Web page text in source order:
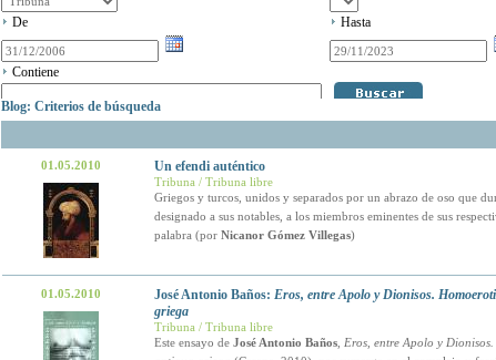
De Hasta
Contiene
Blog: Criterios de búsqueda
01.05.2010 Un efendi auténtico
Tribuna / Tribuna libre
Griegos y turcos, unidos y separados por un abrazo de oso que
designado a sus notables, a los miembros eminentes de sus
palabra (por Nicanor Gómez Villegas)
01.05.2010 José Antonio Baños: Eros, entre Apolo y Dionisos.
griega
Tribuna / Tribuna libre
Este ensayo de José Antonio Baños, Eros, entre Apolo y